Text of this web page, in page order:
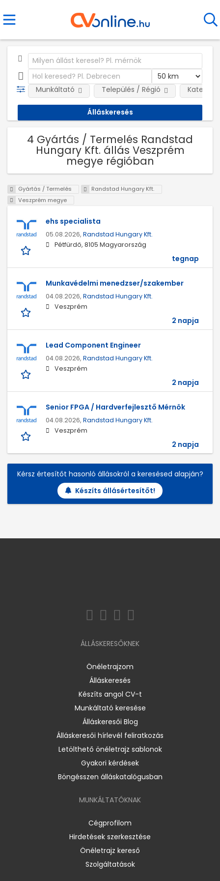
Munkáltató Település / Régió
4 Gyártás / Termelés Randstad
Hungary Kft. állás Veszprém
megye régióban
Gyártás / Termelés
Randstad Hungary Kft.
Veszprém megye
ehs specialista
05.08.2026, Randstad Hungary Kft.
Pétfürdő, 8105 Magyarország
tegnap
Munkavédelmi menedzser/szakember
04.08.2026, Randstad Hungary Kft.
Veszprém
2 napja
Lead Component Engineer
04.08.2026, Randstad Hungary Kft.
Veszprém
2 napja
Senior FPGA / Hardverfejlesztő Mérnök
04.08.2026, Randstad Hungary Kft.
Veszprém
2 napja
Kérsz értesítőt hasonló állásokról a keresésed alapján?
Készíts állásértesítőt!
ÁLLÁSKERESŐKNEK
Önéletrajzom
Álláskeresés
Készíts angol CV-t
Munkáltató keresése
Álláskeresői Blog
Álláskeresői hírlevél feliratkozás
Letölthető önéletrajz sablonok
Gyakori kérdések
Böngésszen álláskatalógusban
MUNKÁLTATÓKNAK
Cégprofilom
Hirdetések szerkesztése
Önéletrajz kereső
Szolgáltatások